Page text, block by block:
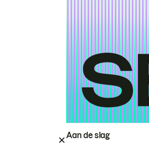
Aan de slag